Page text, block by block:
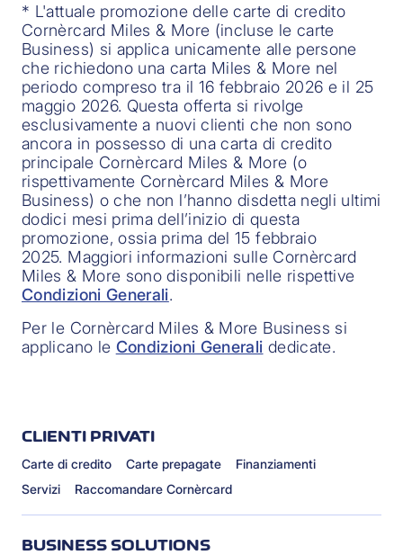
* L'attuale promozione delle carte di credito
Cornèrcard Miles & More (incluse le carte
Business) si applica unicamente alle persone
che richiedono una carta Miles & More nel
periodo compreso tra il 16 febbraio 2026 e il 25
maggio 2026. Questa offerta si rivolge
esclusivamente a nuovi clienti che non sono
ancora in possesso di una carta di credito
principale Cornèrcard Miles & More (o
rispettivamente Cornèrcard Miles & More
Business) o che non l’hanno disdetta negli ultimi
dodici mesi prima dell’inizio di questa
promozione, ossia prima del 15 febbraio
2025. Maggiori informazioni sulle Cornèrcard
Miles & More sono disponibili nelle rispettive
Condizioni Generali.
Per le Cornèrcard Miles & More Business si
applicano le Condizioni Generali dedicate.
CLIENTI PRIVATI
Carte di credito Carte prepagate
Finanziamenti
Servizi
Raccomandare Cornèrcard
BUSINESS SOLUTIONS